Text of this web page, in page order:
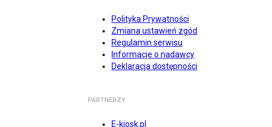
Polityka Prywatności
Zmiana ustawień zgód
Regulamin serwisu
Informacje o nadawcy
Deklaracja dostępności
PARTNERZY
E-kiosk.pl